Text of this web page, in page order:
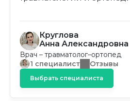
Круглова
Анна Александровна
Врач – травматолог–ортопед
1 специалист
Отзывы
Выбрать специалиста